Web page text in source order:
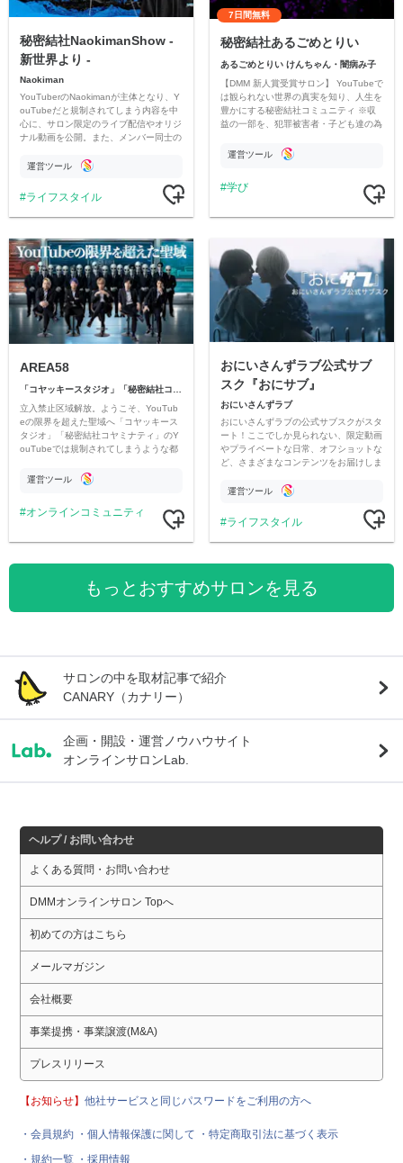
秘密結社NaokimanShow -
新世界より -
Naokiman
YouTuberのNaokimanが主体となり、Y
ouTubeだと規制されてしまう内容を中
心に、サロン限定のライブ配信やオリジ
ナル動画を公開。また、メンバー同士の
ただいています。
運営ツール
ライフスタイル
7日間無料
秘密結社あるごめとりい
あるごめとりい けんちゃん・闇病み子
【DMM 新人賞受賞サロン】 YouTubeで
は観られない世界の真実を知り、人生を
豊かにする秘密結社コミュニティ ※収
益の一部を、犯罪被害者・子ども達の為
す運営ツール
学び
AREA58
立入禁止区域解放。ようこそ、YouTub
eの限界を超えた聖域へ「コヤッキース
タジオ」「秘密結社コヤミナティ」のY
ouTubeでは規制されてしまうような都
公開。
運営ツール
オンラインコミュニティ
おにいさんずラブ公式サブ
スク『おにサブ』
おにいさんずラブ
おにいさんずラブの公式サブスクがスタ
ート！ここでしか見られない、限定動画
やプライベートな日常、オフショットな
ど、さまざまなコンテンツをお届けしま
運営ツール
ライフスタイル
もっとおすすめサロンを見る
サロンの中を取材記事で紹介
CANARY（カナリー）
企画・開設・運営ノウハウサイト
オンラインサロンLab.
ヘルプ / お問い合わせ
よくある質問・お問い合わせ
DMMオンラインサロン Topへ
初めての方はこちら
メールマガジン
会社概要
事業提携・事業譲渡(M&A)
プレスリリース
【お知らせ】他社サービスと同じパスワードをご利用の方へ
・会員規約 ・個人情報保護に関して
・特定商取引法に基づく表示
・規約一覧 ・採用情報